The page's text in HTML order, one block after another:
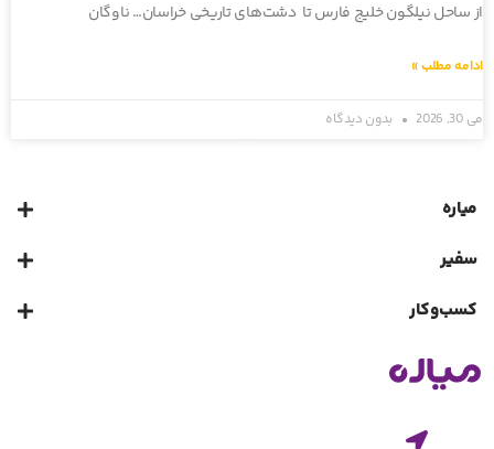
از ساحل نیلگون خلیج فارس تا دشت‌های تاریخی خراسان… ناوگان
ادامه مطلب »
می 30, 2026 بدون دیدگاه
میاره
سفیر
کسب‌و‌کار